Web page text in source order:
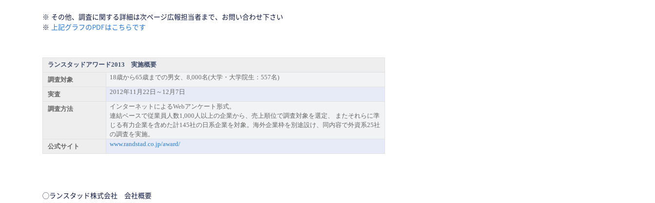
※ その他、調査に関する詳細は次ページ広報担当者まで、お問い合わせ下さい
※
上記グラフのPDFはこちらです
ランスタッドアワード2013 実施概要
調査対象 18歳から65歳までの男女、8,000名(大学・大学院生：557名)
実査 2012年11月22日～12月7日
調査方法
インターネットによるWebアンケート形式。
連結ベースで従業員人数1,000人以上の企業から、売上順位で調査対象を選定、 またそれらに準
じる有力企業を含めた計145社の日系企業を対象。海外企業枠を別途設け、同内容で外資系25社
の調査を実施。
公式サイト
www.randstad.co.jp/award/
◯ランスタッド株式会社 会社概要